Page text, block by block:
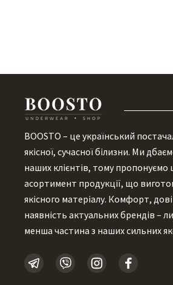
BOOSTO – це український
якісної, сучасної білизни. Ми
наших клієнтів, тому
асортимент продукції, що
якісного матеріалу. Комфорт,
наявність актуальних брендів –
менша частина з наших сильних